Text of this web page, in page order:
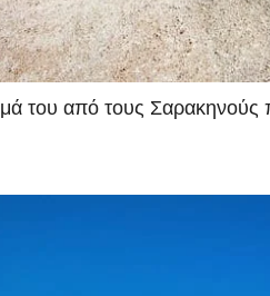
του από τους Σαρακηνούς